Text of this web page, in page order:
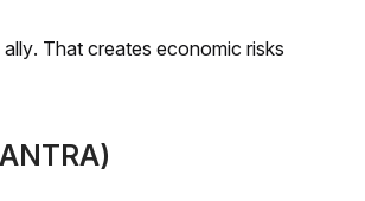
That creates economic risks